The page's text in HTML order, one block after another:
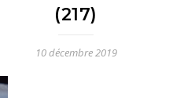
(217)
10 décembre 2019